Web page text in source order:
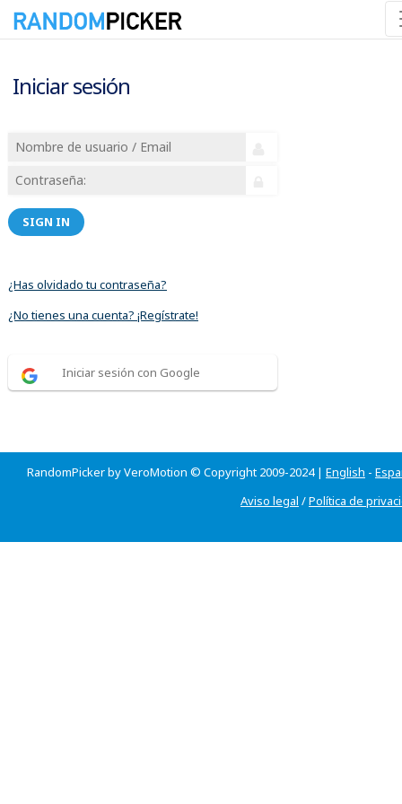
Iniciar sesión
SIGN IN
¿Has olvidado tu contraseña?
¿No tienes una cuenta? ¡Regístrate!
Iniciar sesión con Google
RandomPicker by VeroMotion © Copyright 2009-2024 | English -
Aviso legal /Política de